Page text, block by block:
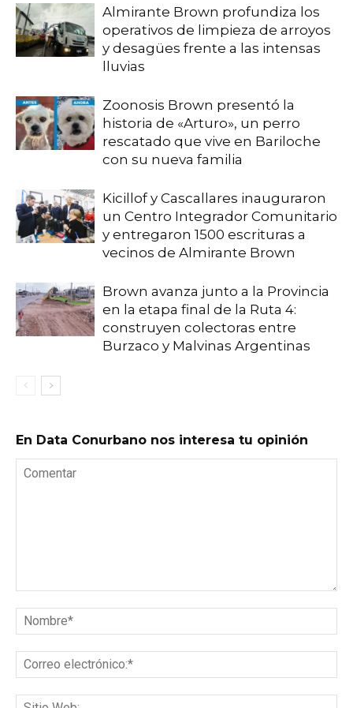
Almirante Brown profundiza los
operativos de limpieza de arroyos
y desagües frente a las intensas
lluvias
Zoonosis Brown presentó la
historia de «Arturo», un perro
rescatado que vive en Bariloche
con su nueva familia
Kicillof y Cascallares inauguraron
un Centro Integrador Comunitario
y entregaron 1500 escrituras a
vecinos de Almirante Brown
Brown avanza junto a la Provincia
en la etapa final de la Ruta 4:
construyen colectoras entre
Burzaco y Malvinas Argentinas
En Data Conurbano nos interesa tu opinión